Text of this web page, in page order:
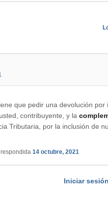
que pedir una devolución
contribuyente, y la
Tributaria, por la inclusión de
14 octubre, 2021
Iniciar sesión